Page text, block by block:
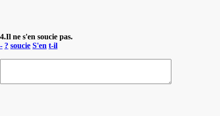
4.Il ne s'en soucie pas.
- ? soucie S'en t-il